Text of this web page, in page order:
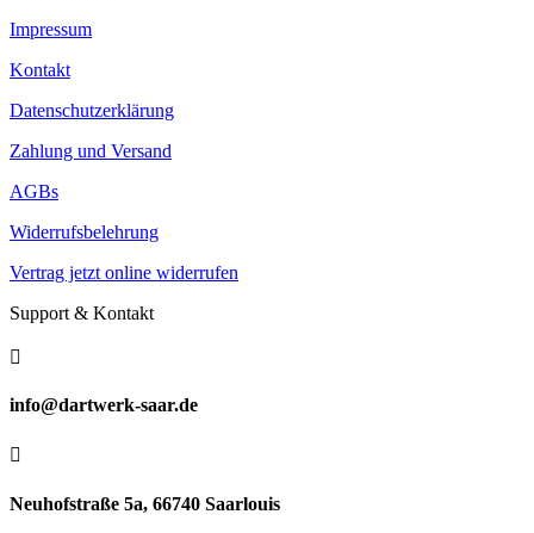
Impressum
Kontakt
Datenschutzerklärung
Zahlung und Versand
AGBs
Widerrufsbelehrung
Vertrag jetzt online widerrufen
Support & Kontakt

info@dartwerk-saar.de

Neuhofstraße 5a, 66740 Saarlouis